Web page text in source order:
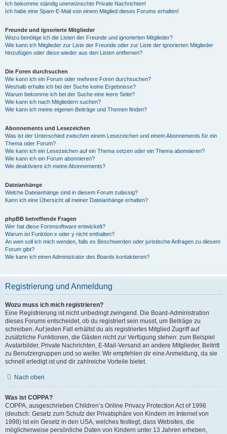
Ich bekomme ständig unerwünschte Private Nachrichten!
Ich habe eine Spam-E-Mail von einem Mitglied dieses Forums erhalten!
Freunde und ignorierte Mitglieder
Wozu benötige ich die Listen der Freunde und ignorierten Mitglieder?
Wie kann ich Mitglieder zur Liste der Freunde oder zur Liste der ignorierten Mitglieder
hinzufügen oder diese wieder aus den Listen entfernen?
Die Foren durchsuchen
Wie kann ich ein Forum oder mehrere Foren durchsuchen?
Weshalb erhalte ich bei der Suche keine Ergebnisse?
Warum bekomme ich bei der Suche eine leere Seite?
Wie kann ich nach Mitgliedern suchen?
Wie kann ich meine eigenen Beiträge und Themen finden?
Abonnements und Lesezeichen
Was ist der Unterschied zwischen einem Lesezeichen und einem Abonnements für ein
Thema oder Forum?
Wie kann ich ein Lesezeichen auf ein Thema setzen oder ein Thema abonnieren?
Wie kann ich ein Forum abonnieren?
Wie deaktiviere ich meine Abonnements?
Dateianhänge
Welche Dateianhänge sind in diesem Forum zulässig?
Kann ich eine Übersicht all meiner Dateianhänge erhalten?
phpBB betreffende Fragen
Wer hat diese Forensoftware entwickelt?
Warum ist Funktion x oder y nicht enthalten?
An wen soll ich mich wenden, falls es Beschwerden oder juristische Anfragen zu diesem
Forum gibt?
Wie kann ich einen Administrator des Boards kontaktieren?
Registrierung und Anmeldung
Wozu muss ich mich registrieren?
Eine Registrierung ist nicht unbedingt zwingend. Die Board-Administration
dieses Forums entscheidet, ob du registriert sein musst, um Beiträge zu
schreiben. Auf jeden Fall erhältst du als registriertes Mitglied Zugriff auf
zusätzliche Funktionen, die Gästen nicht zur Verfügung stehen: zum Beispiel
Avatarbilder, Private Nachrichten, E-Mail-Versand an andere Mitglieder, Beitritt
zu Benutzergruppen und so weiter. Wir empfehlen dir eine Anmeldung, da sie
schnell erledigt ist und dir zahlreiche Vorteile bietet.
Nach oben
Was ist COPPA?
COPPA, ausgeschrieben Children’s Online Privacy Protection Act of 1998
(deutsch: Gesetz zum Schutz der Privatsphäre von Kindern im Internet von
1998) ist ein Gesetz in den USA, welches festlegt, dass Websites, die
möglicherweise persönliche Daten von Kindern unter 13 Jahren erheben,